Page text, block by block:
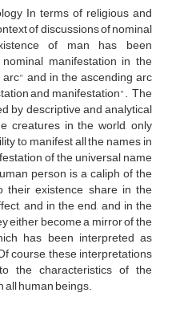
In terms of religious and
of discussions of nominal
of man has been
manifestation in the
and in the ascending arc
and manifestation". The
by descriptive and analytical
creatures in the world, only
to manifest all the names in
of the universal name
person is a caliph of the
their existence share in the
and in the end, and in the
either become a mirror of the
has been interpreted as
course, these interpretations
the characteristics of the
all human beings.